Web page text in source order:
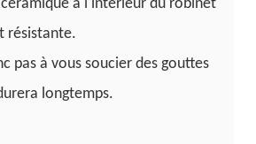
à l'intérieur du robinet
résistante.
pas à vous soucier des gouttes
longtemps.